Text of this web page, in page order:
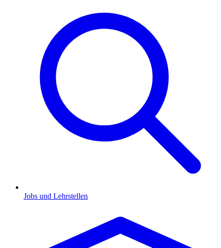
Jobs und Lehrstellen